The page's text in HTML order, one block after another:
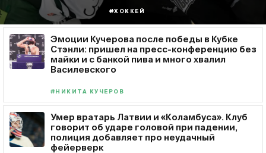
#ХОККЕЙ
Эмоции Кучерова после победы в Кубке
Стэнли: пришел на пресс-конференцию без
майки и с банкой пива и много хвалил
Василевского
#НИКИТА КУЧЕРОВ
Умер вратарь Латвии и «Коламбуса». Клуб
говорит об ударе головой при падении,
полиция добавляет про неудачный
фейерверк